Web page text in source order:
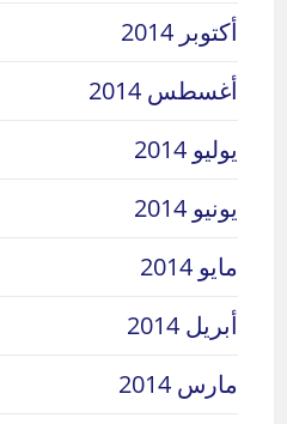
أكتوبر 2014
أغسطس 2014
يوليو 2014
يونيو 2014
مايو 2014
أبريل 2014
مارس 2014